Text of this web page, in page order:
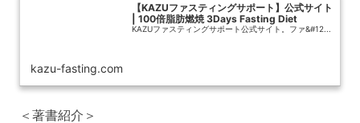
【KAZUファスティングサポート】公式サイト
| 100倍脂肪燃焼 3Days Fasting Diet
KAZUファスティングサポート公式サイト。ファ&#12...
kazu-fasting.com
＜著書紹介＞